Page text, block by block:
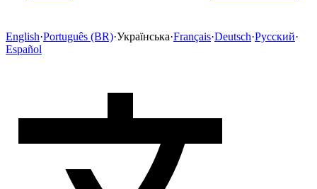
English·Português (BR)·Українська·Français·Deutsch·Русский·
Español